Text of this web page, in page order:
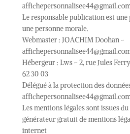
Le responsable publication est
une personne morale.
Webmaster : JOACHIM Doohan –
Hébergeur : Lws – 2, rue Jules
62 30 03
Délégué à la protection des
Les mentions légales sont issues
générateur gratuit de mentions
internet